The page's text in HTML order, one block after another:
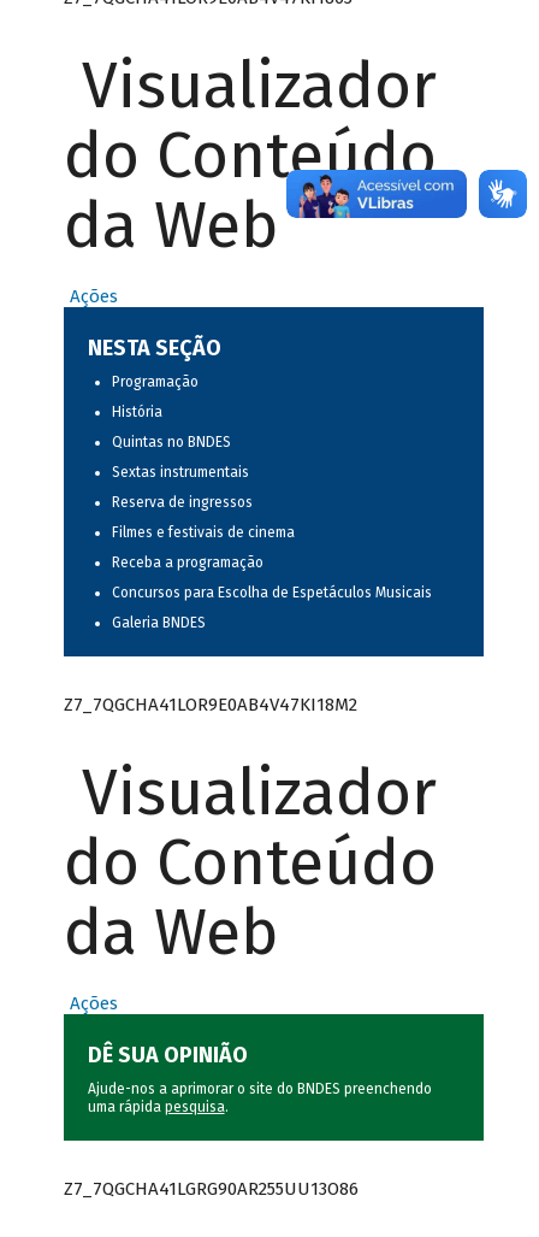
Visualizador
do Conteúdo
da Web
Ações
NESTA SEÇÃO
Programação
História
Quintas no BNDES
Sextas instrumentais
Reserva de ingressos
Filmes e festivais de cinema
Receba a programação
Concursos para Escolha de Espetáculos Musicais
Galeria BNDES
Z7_7QGCHA41LOR9E0AB4V47KI18M2
Visualizador
do Conteúdo
da Web
Ações
DÊ SUA OPINIÃO
Ajude-nos a aprimorar o site do BNDES preenchendo
uma rápida pesquisa.
Z7_7QGCHA41LGRG90AR255UU13O86